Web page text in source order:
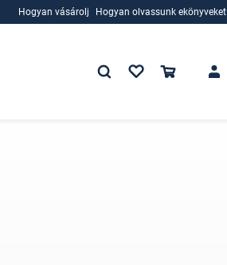
Hogyan vásárolj
Hogyan olvassunk ekönyveket